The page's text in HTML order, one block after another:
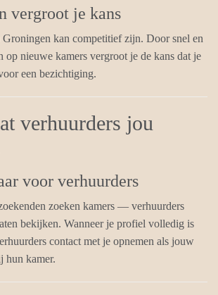
vergroot je kans
kan competitief zijn. Door snel en
op nieuwe kamers vergroot je de kans dat je
een bezichtiging.
verhuurders jou
voor verhuurders
zoeken kamers — verhuurders
bekijken. Wanneer je profiel volledig is
contact met je opnemen als jouw
hun kamer.